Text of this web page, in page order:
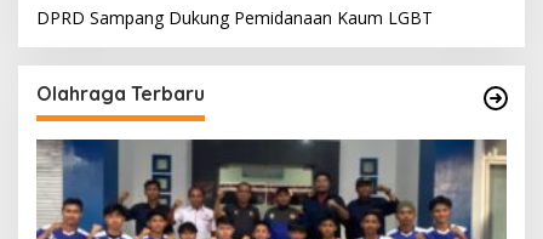
DPRD Sampang Dukung Pemidanaan Kaum LGBT
Olahraga Terbaru